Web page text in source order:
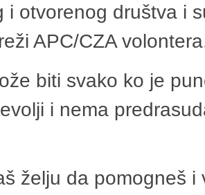
i otvorenog društva i
APC/CZA
biti svako ko je
i nema
želju da pomogneš